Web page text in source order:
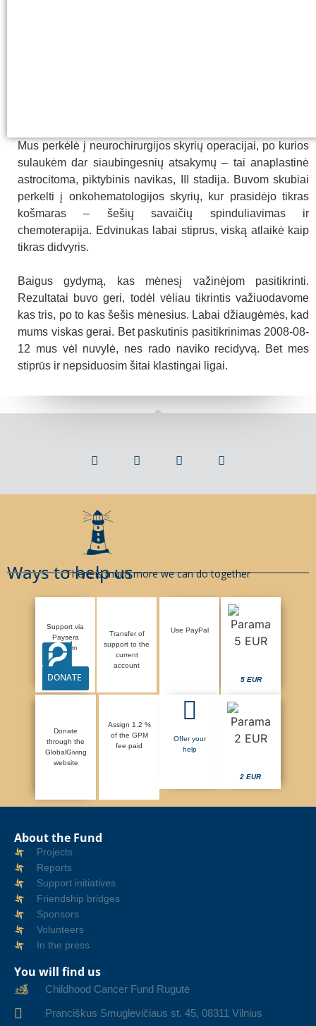
Mus perkėlė į neurochirurgijos skyrių operacijai, po kurios
sulaukėm dar siaubingesnių atsakymų – tai anaplastinė
astrocitoma, piktybinis navikas, III stadija. Buvom skubiai
perkelti į onkohematologijos skyrių, kur prasidėjo tikras
košmaras – šešių savaičių spinduliavimas ir
chemoterapija. Edvinukas labai stiprus, viską atlaikė kaip
tikras didvyris.
Baigus gydymą, kas mėnesį važinėjom pasitikrinti.
Rezultatai buvo geri, todėl vėliau tikrintis važiuodavome
kas tris, po to kas šešis mėnesius. Labai džiaugėmės, kad
mums viskas gerai. Bet paskutinis pasitikrinimas 2008-08-
12 mus vėl nuvylė, nes rado naviko recidyvą. Bet mes
stiprūs ir nepsiduosim šitai klastingai ligai.
Ways to help us
There is much more we can do together
Support via
Paysera
system
DONATE
Transfer of
support to the
current
account
Use PayPal
5 EUR
Donate
through the
GlobalGiving
website
Assign 1.2 %
of the GPM
fee paid
Offer your
help
2 EUR
About the Fund
Projects
Reports
Support initiatives
Friendship bridges
Sponsors
Volunteers
In the press
You will find us
Childhood Cancer Fund Rugutė
Pranciškus Smuglevičiaus st. 45, 08311 Vilnius